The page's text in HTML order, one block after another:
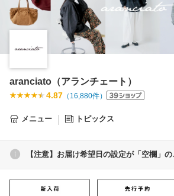
aranciato（アランチェート）
4.87 （ 16,880件）
メニュー トピックス